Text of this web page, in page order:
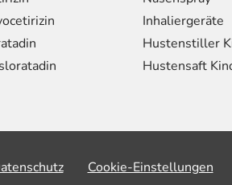
Inhaliergeräte
Hustenstiller
Hustensaft
Cookie-Einstellungen